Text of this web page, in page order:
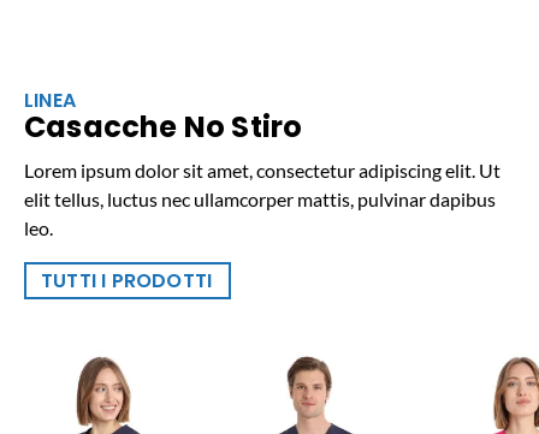
LINEA
Casacche No Stiro
Lorem ipsum dolor sit amet, consectetur adipiscing elit. Ut
elit tellus, luctus nec ullamcorper mattis, pulvinar dapibus
leo.
TUTTI I PRODOTTI